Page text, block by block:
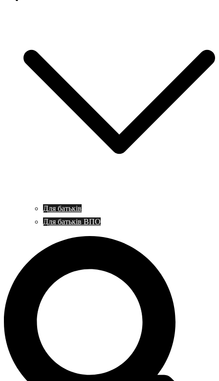
Для батьків
Для батьків ВПО